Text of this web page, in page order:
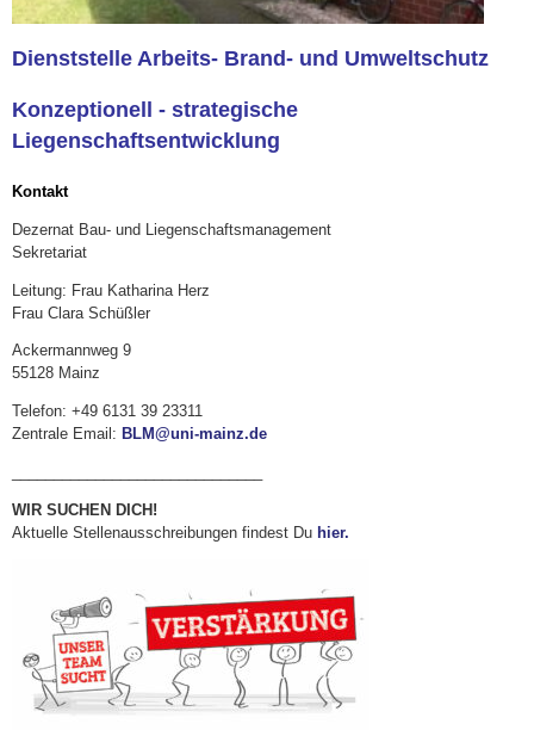
Dienststelle Arbeits- Brand- und Umweltschutz
Konzeptionell - strategische
Liegenschaftsentwicklung
Kontakt
Dezernat Bau- und Liegenschaftsmanagement
Sekretariat
Leitung: Frau Katharina Herz
Frau Clara Schüßler
Ackermannweg 9
55128 Mainz
Telefon: +49 6131 39 23311
Zentrale Email: BLM@uni-mainz.de
WIR SUCHEN DICH!
Aktuelle Stellenausschreibungen findest Du hier.